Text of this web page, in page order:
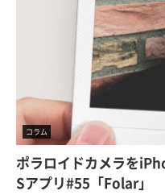
コラム
ポラロイドカメラを
Sアプリ#55「Folar」